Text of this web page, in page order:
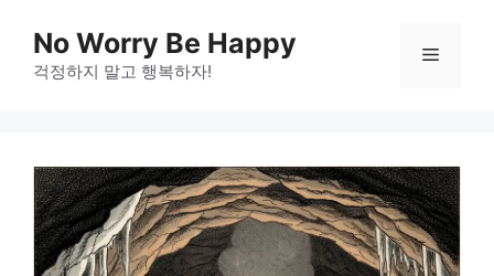
content
No Worry Be Happy
걱정하지 말고 행복하자!
Menu